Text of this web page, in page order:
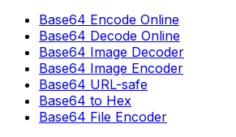
Base64 Encode Online
Base64 Decode Online
Base64 Image Decoder
Base64 Image Encoder
Base64 URL-safe
Base64 to Hex
Base64 File Encoder